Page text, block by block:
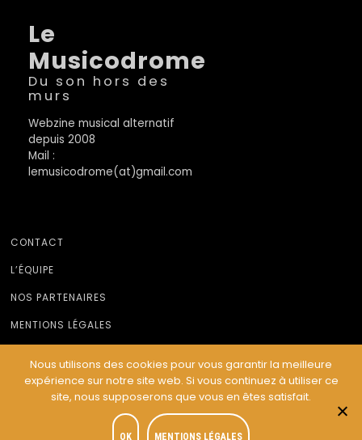
Le
Musicodrome
Du son hors des
murs
Webzine musical alternatif
depuis 2008
Mail :
lemusicodrome(at)gmail.com
CONTACT
L’ÉQUIPE
NOS PARTENAIRES
MENTIONS LÉGALES
© Le Musicodrome 2022 - Webdesign :Cereal Concept
Nous utilisons des cookies pour vous garantir la meilleure
expérience sur notre site web. Si vous continuez à utiliser ce
site, nous supposerons que vous en êtes satisfait.
OK MENTIONS LÉGALES